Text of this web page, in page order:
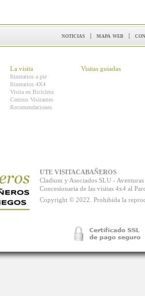
noticias | mapa web |
La visita
Itinerarios a pie
Itinerarios 4X4
Visita en Bicicleta
Centros Visitantes
Recomendaciones
Visitas guiadas
UTE VISITACABAÑEROS
Cladium y Asociados SLU -
Concesionaria de las visitas 4x4 al
Copyright © 2022. Prohibida la